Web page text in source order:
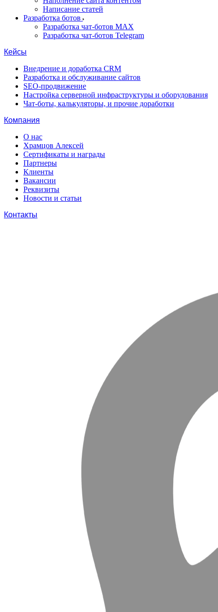
Написание статей
Разработка ботов
Разработка чат-ботов MAX
Разработка чат-ботов Telegram
Кейсы
Внедрение и доработка CRM
Разработка и обслуживание сайтов
SEO-продвижение
Настройка серверной инфраструктуры и оборудования
Чат-боты, калькуляторы, и прочие доработки
Компания
О нас
Храмцов Алексей
Сертификаты и награды
Партнеры
Клиенты
Вакансии
Реквизиты
Новости и статьи
Контакты